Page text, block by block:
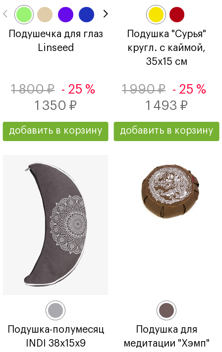
Подушечка для глаз
Linseed
1 800 ₽ - 25 %
1 350 ₽
добавить в корзину
Подушка "Сурья"
кругл. с каймой,
35х15 см
1 990 ₽ - 25 %
1 493 ₽
добавить в корзину
Подушка-полумесяц
INDI 38х15х9
Подушка для
медитации "Хэмп"